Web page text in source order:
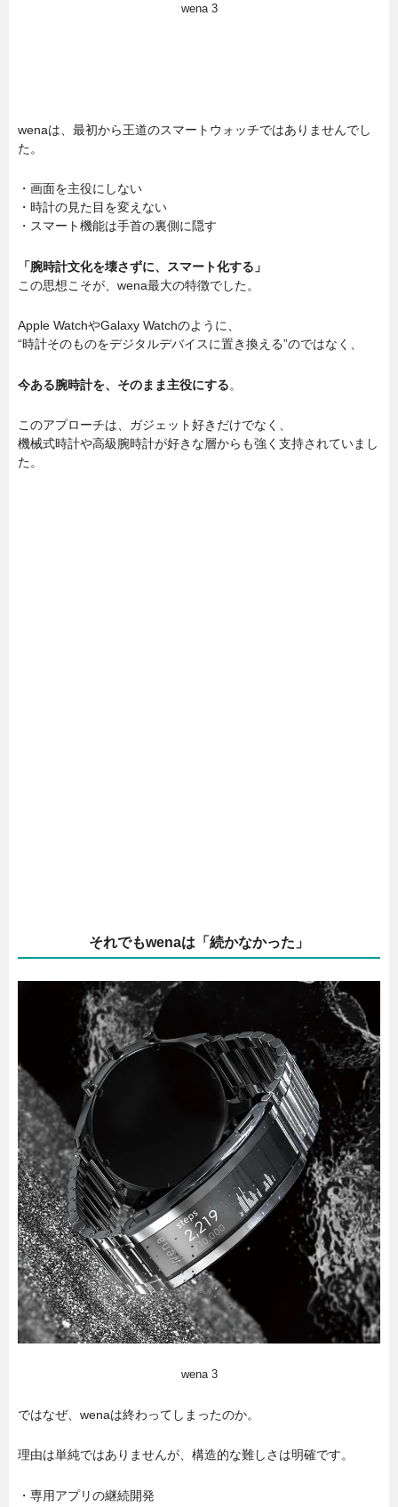
wena 3
wenaは、最初から王道のスマートウォッチではありませんでし
た。
・画面を主役にしない
・時計の見た目を変えない
・スマート機能は手首の裏側に隠す
「腕時計文化を壊さずに、スマート化する」
この思想こそが、wena最大の特徴でした。
Apple WatchやGalaxy Watchのように、
“時計そのものをデジタルデバイスに置き換える”のではなく、
今ある腕時計を、そのまま主役にする。
このアプローチは、ガジェット好きだけでなく、
機械式時計や高級腕時計が好きな層からも強く支持されていまし
た。
それでもwenaは「続かなかった」
wena 3
ではなぜ、wenaは終わってしまったのか。
理由は単純ではありませんが、構造的な難しさは明確です。
・専用アプリの継続開発